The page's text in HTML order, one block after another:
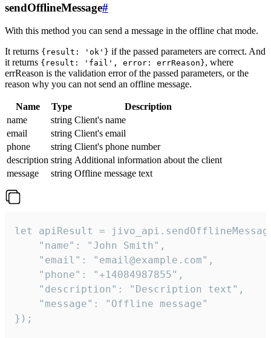
sendOfflineMessage#
With this method you can send a message in the offline chat mode.
It returns {result: 'ok'} if the passed parameters are correct. And
it returns {result: 'fail', error: errReason}, where
errReason is the validation error of the passed parameters, or the
reason why you can not send an offline message.
Name Type
Description
name
string Client's name
email
string Client's email
phone
string Client's phone number
description string Additional information about the client
message
string Offline message text
let apiResult =
    "name": "John Smith",
    "email": "email@example.com",
    "phone": "+14084987855",
    "description": "Description text",
    "message": "Offline message"
});